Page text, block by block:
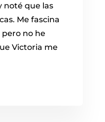
noté que las
Me fascina
no he
Victoria me